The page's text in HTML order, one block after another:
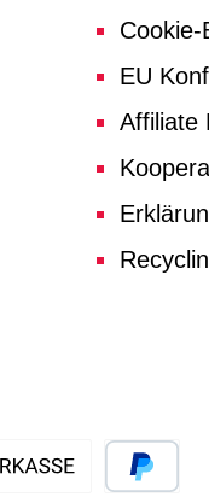
Cookie-
EU
Affiliate